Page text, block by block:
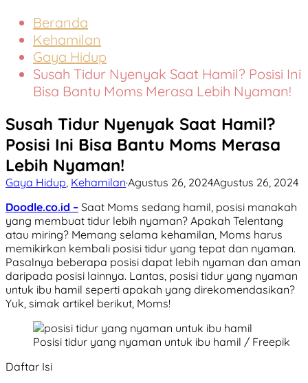
Beranda
Kehamilan
Gaya Hidup
Susah Tidur Nyenyak Saat Hamil? Posisi Ini
Bisa Bantu Moms Merasa Lebih Nyaman!
Susah Tidur Nyenyak Saat Hamil?
Posisi Ini Bisa Bantu Moms Merasa
Lebih Nyaman!
Gaya Hidup Kehamilan·Agustus 26, 2024Agustus 26, 2024
Doodle.co.id – Saat Moms sedang hamil, posisi manakah
yang membuat tidur lebih nyaman? Apakah Telentang
atau miring? Memang selama kehamilan, Moms harus
memikirkan kembali posisi tidur yang tepat dan nyaman.
Pasalnya beberapa posisi dapat lebih nyaman dan aman
daripada posisi lainnya. Lantas, posisi tidur yang nyaman
untuk ibu hamil seperti apakah yang direkomendasikan?
Yuk, simak artikel berikut, Moms!
Posisi tidur yang nyaman untuk ibu hamil / Freepik
Daftar Isi